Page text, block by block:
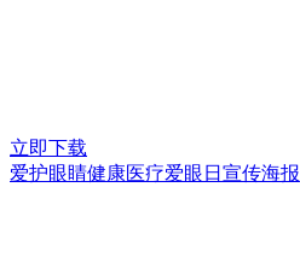
立即下载
爱护眼睛健康医疗爱眼日宣传海报